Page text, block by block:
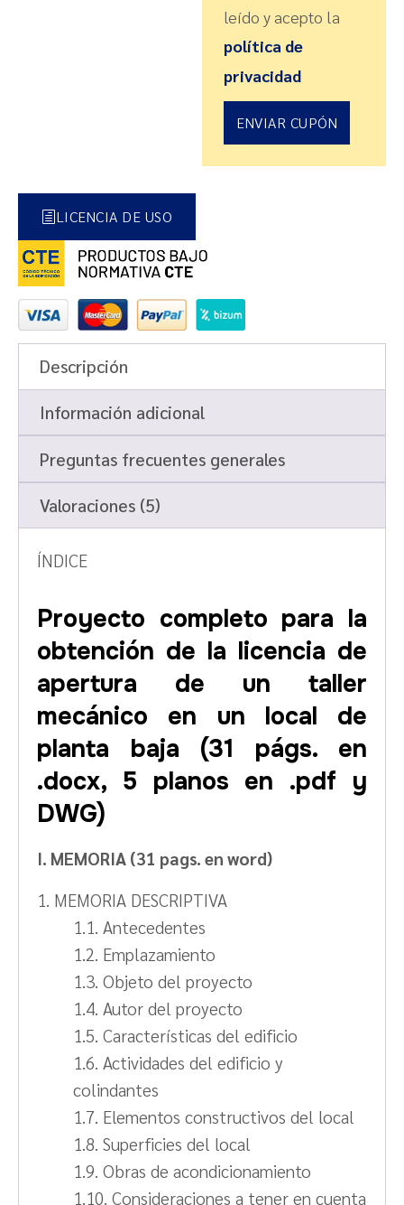
leído y acepto la
política de
privacidad
ENVIAR CUPÓN
LICENCIA DE USO
Descripción
Información adicional
Preguntas frecuentes generales
Valoraciones (5)
ÍNDICE
Proyecto completo para la
obtención de la licencia de
apertura de un taller
mecánico en un local de
planta baja (31 págs. en
.docx, 5 planos en .pdf y
DWG)
I. MEMORIA (31 pags. en word)
1. MEMORIA DESCRIPTIVA
1.1. Antecedentes
1.2. Emplazamiento
1.3. Objeto del proyecto
1.4. Autor del proyecto
1.5. Características del edificio
1.6. Actividades del edificio y
colindantes
1.7. Elementos constructivos del local
1.8. Superficies del local
1.9. Obras de acondicionamiento
1.10. Consideraciones a tener en cuenta